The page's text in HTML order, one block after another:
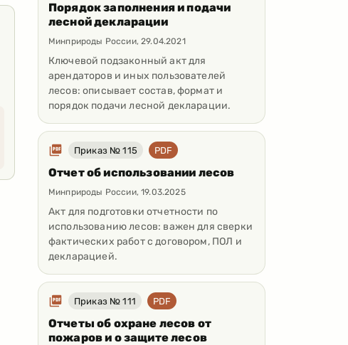
Порядок заполнения и подачи
лесной декларации
Минприроды России,29.04.2021
Ключевой подзаконный акт для
арендаторов и иных пользователей
лесов: описывает состав, формат и
порядок подачи лесной декларации.
Приказ № 115 PDF
Отчет об использовании лесов
Минприроды России,19.03.2025
Акт для подготовки отчетности по
использованию лесов: важен для сверки
фактических работ с договором, ПОЛ и
декларацией.
Приказ № 111 PDF
Отчеты об охране лесов от
пожаров и о защите лесов